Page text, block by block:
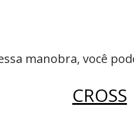
manobra, você
CROSS